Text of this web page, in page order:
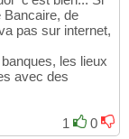
de
pas sur internet,
les lieux
avec des
1
0